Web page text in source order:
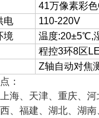
41万像素彩
电
110-220V
境
温度:20±5℃,
程控3环8区
Z轴自动对焦
：
海、天津、重庆、
、福建、湖北、湖